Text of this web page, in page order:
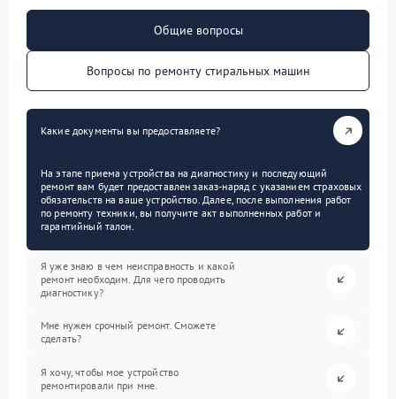
Общие вопросы
Вопросы по ремонту стиральных машин
Какие документы вы предоставляете?
На этапе приема устройства на диагностику и последующий
ремонт вам будет предоставлен заказ-наряд с указанием страховых
обязательств на ваше устройство. Далее, после выполнения работ
по ремонту техники, вы получите акт выполненных работ и
гарантийный талон.
Я уже знаю в чем неисправность и какой
ремонт необходим. Для чего проводить
диагностику?
Мне нужен срочный ремонт. Сможете
сделать?
Я хочу, чтобы мое устройство
ремонтировали при мне.